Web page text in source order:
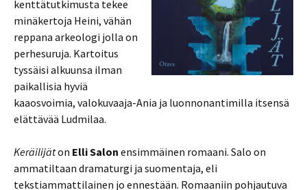
kenttätutkimusta tekee
minäkertoja Heini, vähän
reppana arkeologi jolla on
perhesuruja. Kartoitus
tyssäisi alkuunsa ilman
paikallisia hyviä
kaaosvoimia, valokuvaaja-Ania ja luonnonantimilla itsensä
elättävää Ludmilaa.
Keräilijäton Elli Salon ensimmäinen romaani. Salo on
ammatiltaan dramaturgi ja suomentaja, eli
tekstiammattilainen jo ennestään. Romaaniin pohjautuva